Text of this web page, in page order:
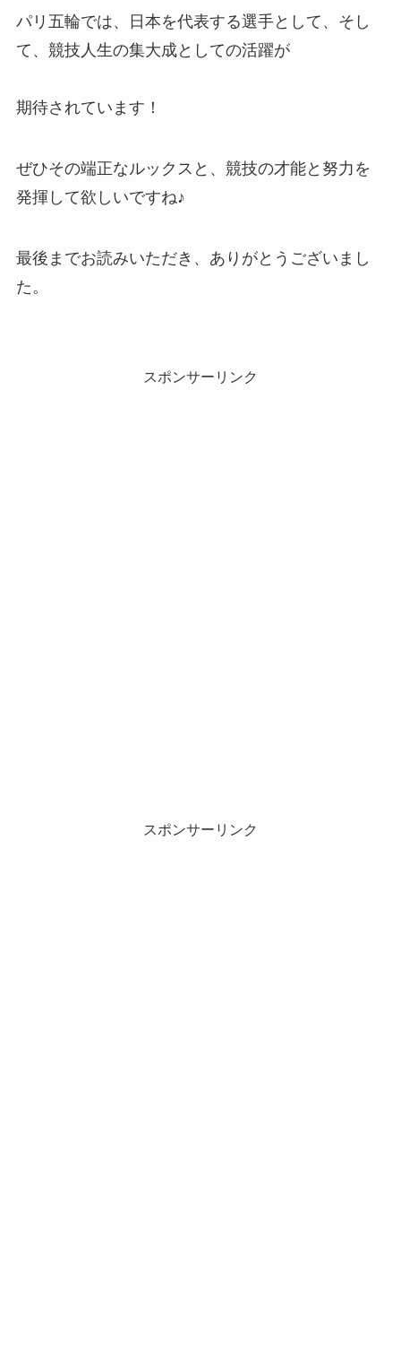
パリ五輪では、日本を代表する選手として、そし
て、競技人生の集大成としての活躍が
期待されています！
ぜひその端正なルックスと、競技の才能と努力を
発揮して欲しいですね♪
最後までお読みいただき、ありがとうございまし
た。
スポンサーリンク
スポンサーリンク